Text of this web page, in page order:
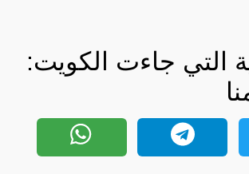
التي جاءت الكويت: